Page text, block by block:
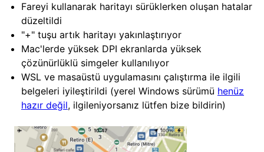
Fareyi kullanarak haritayı sürüklerken oluşan hatalar
düzeltildi
"+" tuşu artık haritayı yakınlaştırıyor
Mac'lerde yüksek DPI ekranlarda yüksek
çözünürlüklü simgeler kullanılıyor
WSL ve masaüstü uygulamasını çalıştırma ile ilgili
belgeleri iyileştirildi (yerel Windows sürümü henüz
hazır değil, ilgileniyorsanız lütfen bize bildirin)